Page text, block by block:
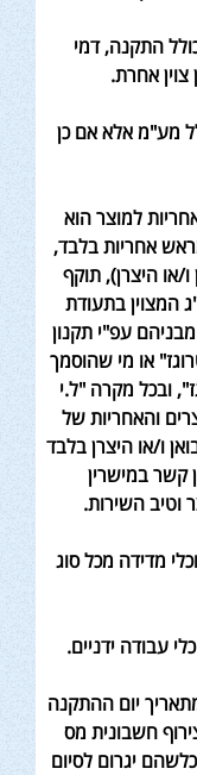
התקנה, דמי
צוין אחרת.
מע"מ אלא אם כן
למוצר הוא
אחריות בלבד,
או היצרן), תוקף
המצוין בתעודת
עפ"י תקנון
או מי שהוסמך
ובכל מקרה "ל.י
והאחריות של
ו/או היצרן בלבד
קשר במישרין
וטיב השירות.
מדידה מכל סוג
יום ההתקנה
חשבונית מס
יגרום לסיום